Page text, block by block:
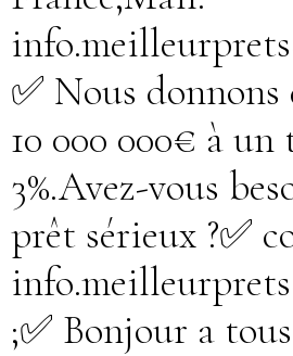
✅ Nous donnons
10 000 000€ à un
3%.Avez-vous
prêt sérieux ?✅
;✅ Bonjour a tous